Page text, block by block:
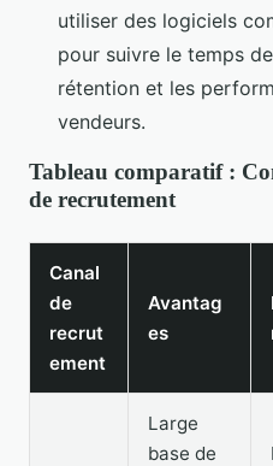
utiliser des logiciels
pour suivre le temps
rétention et les
vendeurs.
Tableau comparatif :
de recrutement
Canal
de
recrut
ement
Avantag
es
Large
base de